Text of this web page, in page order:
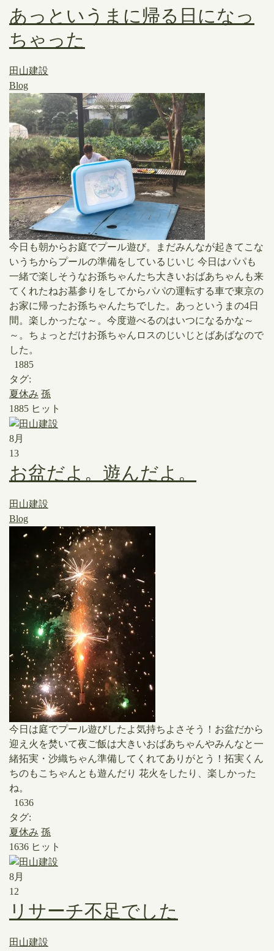
あっというまに帰る日になっ
ちゃった
田山建設
Blog
​今日も朝からお庭でプール遊び。まだみんなが起きてこな
いうちからプールの準備をしているじいじ ​今日はパパも
一緒で楽しそうなお孫ちゃんたち大きいおばあちゃんも来
てくれたね​お墓参りをしてからパパの運転する車で東京の
お家に帰ったお孫ちゃんたちでした。あっというまの4日
間。楽しかったな～。今度遊べるのはいつになるかな～
～。ちょっとだけお孫ちゃんロスのじいじとばあばなので
した。
1885
タグ:
夏休み 孫
1885 ヒット
8月
13
お盆だよ。遊んだよ。
田山建設
Blog
​今日は庭でプール遊びしたよ​気持ちよさそう！お盆だから
迎え火を焚いて夜ご飯は大きいおばあちゃんやみんなと一
緒拓実・沙織ちゃん準備してくれてありがとう！​拓実くん
ちのもこちゃんとも遊んだり 花火をしたり、楽しかった
ね。
1636
タグ:
夏休み 孫
1636 ヒット
8月
12
リサーチ不足でした
田山建設